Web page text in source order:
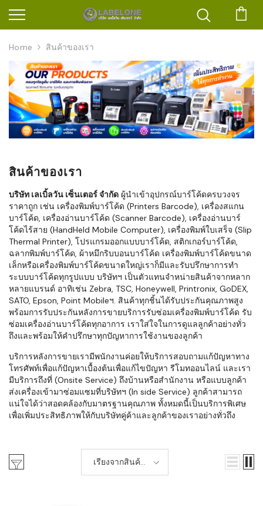
Home สินค้าของเรา
สินค้าของเรา
บริษัท เลเบิ้ลวัน เซ็นเตอร์ จำกัด ผู้นำเข้าอุปกรณ์บาร์โค้ดครบวงจร
ราคาถูก เช่น เครื่องพิมพ์บาร์โค้ด (Printers Barcode), เครื่องสแกน
บาร์โค้ด, เครื่องอ่านบาร์โค้ด (Scanner Barcode), เครื่องอ่านบาร์
โค้ดไร้สาย (HandHeld Mobile Computer), เครื่องพิมพ์ใบเสร็จ (Slip
Thermal Printer), โปรแกรมออกแบบบาร์โค้ด, สติกเกอร์บาร์โค้ด,
ฉลากพิมพ์บาร์โค้ด, ผ้าหมึกริบบอนบาร์โค้ด เครื่องพิมพ์บาร์โค้ดขนาด
เล็กหรือเครื่องพิมพ์บาร์โค้ดขนาดใหญ่เราก็มีและรับปรึกษาการทำ
ระบบบาร์โค้ดทุกรูปแบบ บริษัทฯ เป็นตัวแทนจำหน่ายสินค้าจากหลาก
หลายแบรนด์ อาทิเช่น Zebra, TSC, Honeywell, Printronix, GoDEX,
SATO, Epson, Point Mobileฯ. สินค้าทุกชิ้นได้รับประกันคุณภาพสูง
พร้อมการรับประกันหลังการขายบริการรับซ่อมเครื่องพิมพ์บาร์โค้ด รับ
ซ่อมเครื่องอ่านบาร์โค้ดทุกอาการ เราใส่ใจในการดูแลลูกค้าอย่างทั่ว
ถึงและพร้อมให้คำปรึกษาทุกปัญหาการใช้งานของลูกค้า
บริการหลังการขายเรามีพนักงานค่อยให้บริการสอบถามแก้ปัญหาทาง
โทรศัพท์เพื่อแก้ปัญหาเบื้องต้นเพื่อแก้ไขปัญหา รีโมทออนไลน์ และเรา
มีบริการถึงที่ (Onsite Service) ถึงบ้านหรือสำนักงาน หรือแบบลูกค้า
ส่งเครื่องเข้ามาซ่อมแซมที่บริษัทฯ (In side Service) ลูกค้าสามารถ
แน่ใจได้ว่าสอดคล้องกับมาตรฐานคุณภาพ ทั้งหมดนี้เป็นบริการพิเศษ
เพื่อเพิ่มประสิทธิภาพให้กับบริษัทคู่ค้าและลูกค้าของเราอย่างทั่วถึง
เรียงจากสินค้า
ใหม่-เก่า